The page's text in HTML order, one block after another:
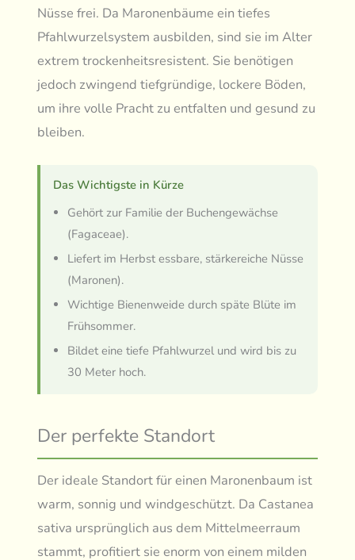
Nüsse frei. Da Maronenbäume ein tiefes
Pfahlwurzelsystem ausbilden, sind sie im Alter
extrem trockenheitsresistent. Sie benötigen
jedoch zwingend tiefgründige, lockere Böden,
um ihre volle Pracht zu entfalten und gesund zu
bleiben.
Das Wichtigste in Kürze
Gehört zur Familie der Buchengewächse
(Fagaceae).
Liefert im Herbst essbare, stärkereiche Nüsse
(Maronen).
Wichtige Bienenweide durch späte Blüte im
Frühsommer.
Bildet eine tiefe Pfahlwurzel und wird bis zu
30 Meter hoch.
Der perfekte Standort
Der ideale Standort für einen Maronenbaum ist
warm, sonnig und windgeschützt. Da Castanea
sativa ursprünglich aus dem Mittelmeerraum
stammt, profitiert sie enorm von einem milden